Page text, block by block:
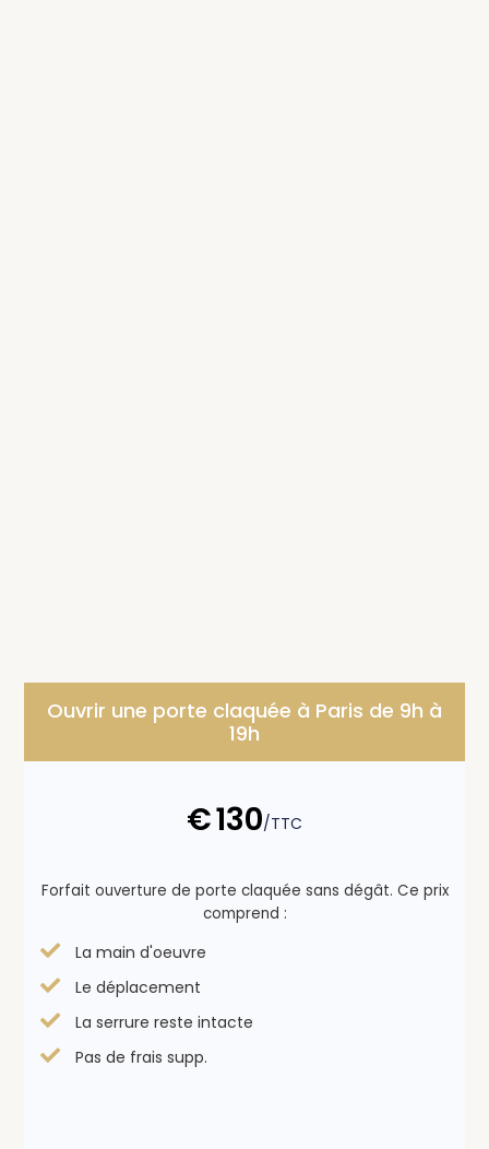
Ouvrir une porte claquée à Paris de 9h à
19h
€130/TTC
Forfait ouverture de porte claquée sans dégât. Ce prix
comprend :
La main d'oeuvre
Le déplacement
La serrure reste intacte
Pas de frais supp.